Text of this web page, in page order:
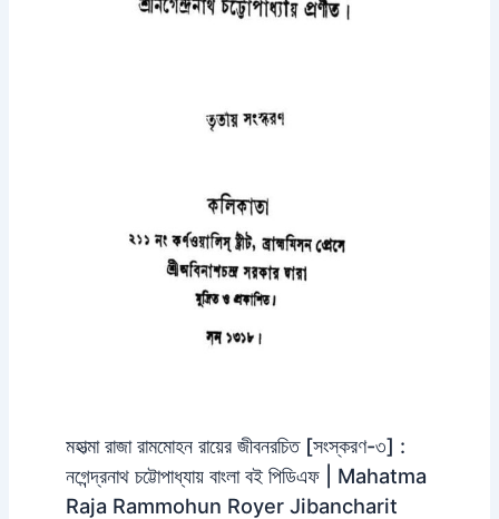
মহাত্মা রাজা রামমোহন রায়ের জীবনরচিত [সংস্করণ-৩] :
নগেন্দ্রনাথ চট্টোপাধ্যায় বাংলা বই পিডিএফ | Mahatma
Raja Rammohun Royer Jibancharit